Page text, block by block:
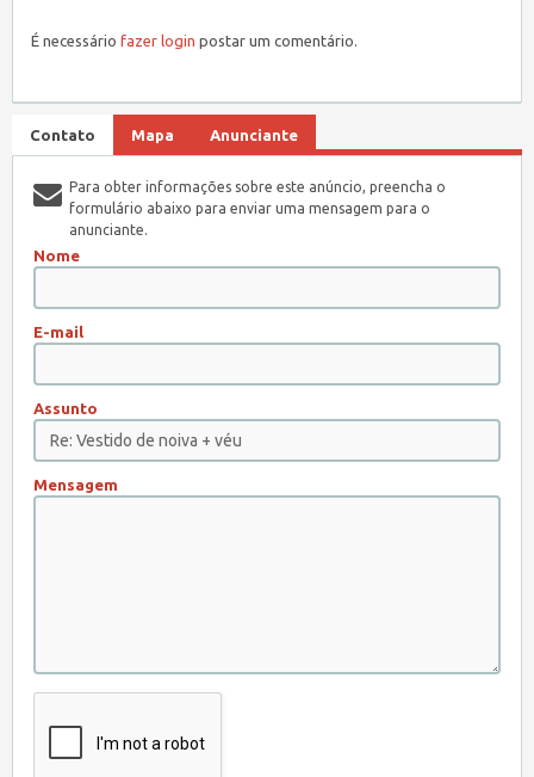
É necessário fazer login postar um comentário.
Contato Mapa Anunciante
Para obter informações sobre este anúncio, preencha o
formulário abaixo para enviar uma mensagem para o
anunciante.
Nome
E-mail
Assunto
Mensagem